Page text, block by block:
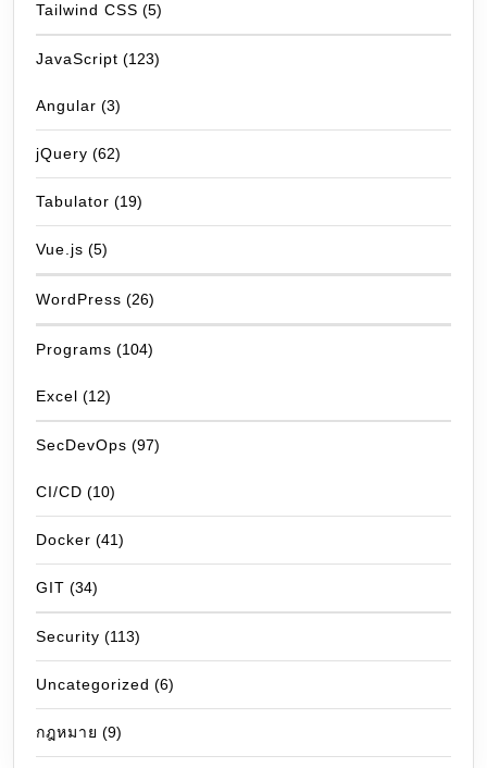
Tailwind CSS (5)
JavaScript (123)
Angular (3)
jQuery (62)
Tabulator (19)
Vue.js (5)
WordPress (26)
Programs (104)
Excel (12)
SecDevOps (97)
CI/CD (10)
Docker (41)
GIT (34)
Security (113)
Uncategorized (6)
กฎหมาย (9)